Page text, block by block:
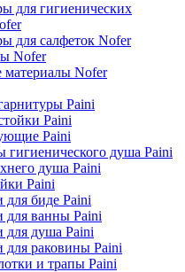
для гигиенических
для салфеток Nofer
Nofer
материалы Nofer
Paini
Paini
Paini
гигиенического душа Paini
душа Paini
Paini
для биде Paini
для ванны Paini
для душа Paini
для раковины Paini
и трапы Paini